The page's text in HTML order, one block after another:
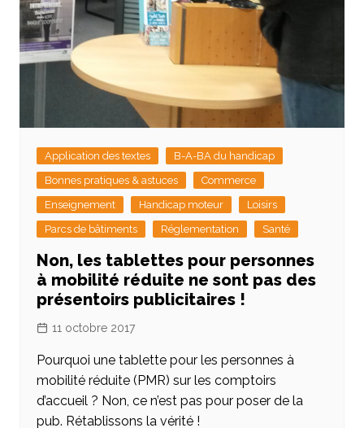
Application des textes
B-A-BA du handicap
Bonnes pratiques & astuces
Commerce
Enseignement
Handicap moteur
Loisirs
Parcs de bâtiments
Réglementation Santé
Non, les tablettes pour personnes
à mobilité réduite ne sont pas des
présentoirs publicitaires !
11 octobre 2017
Pourquoi une tablette pour les personnes à
mobilité réduite (PMR) sur les comptoirs
d’accueil ? Non, ce n’est pas pour poser de la
pub. Rétablissons la vérité !